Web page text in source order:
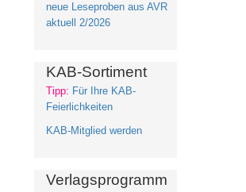
neue Leseproben aus AVR
aktuell 2/2026
KAB-Sortiment
Tipp: Für Ihre KAB-
Feierlichkeiten
KAB-Mitglied werden
Verlagsprogramm